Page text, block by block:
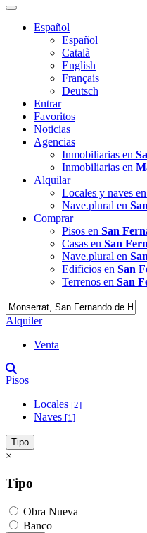
Español
Español
Català
English
Français
Deutsch
Entrar
Favoritos
Noticias
Agencias
Inmobiliarias en
Inmobiliarias en
Alquilar
Locales y naves en
Nave.plural en
Comprar
Pisos en San
Casas en San
Nave.plural en
Edificios en San
Terrenos en San
Alquiler
Venta
Pisos
Locales [2]
Naves [1]
Tipo
×
Tipo
Obra Nueva
Banco